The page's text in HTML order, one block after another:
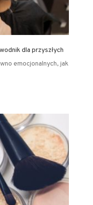
dla przyszłych
emocjonalnych, jak